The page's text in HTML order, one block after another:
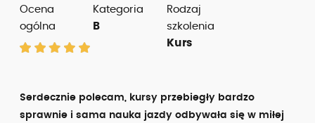
Ocena
ogólna
Kategoria
B
Rodzaj
szkolenia
Kurs
Serdecznie polecam, kursy przebiegły bardzo
sprawnie i sama nauka jazdy odbywała się w miłej